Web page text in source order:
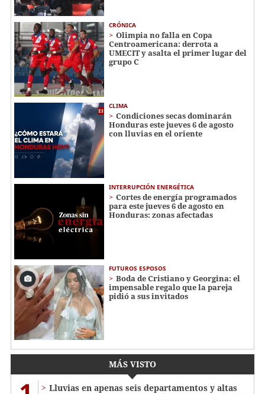
CRÓNICA
Olimpia no falla en Copa
Centroamericana: derrota a
UMECIT y asalta el primer lugar del
grupo C
CLIMA
Condiciones secas dominarán
Honduras este jueves 6 de agosto
con lluvias en el oriente
INTERRUPCIÓN ENERGÉTICA
Cortes de energía programados
para este jueves 6 de agosto en
Honduras: zonas afectadas
FUTUROS ESPOSOS
Boda de Cristiano y Georgina: el
impensable regalo que la pareja
pidió a sus invitados
MÁS VISTO
Lluvias en apenas seis departamentos y altas